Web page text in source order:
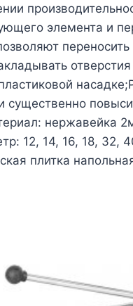
элемента и
нержавейка
12, 14, 16, 18, 32,
плитка